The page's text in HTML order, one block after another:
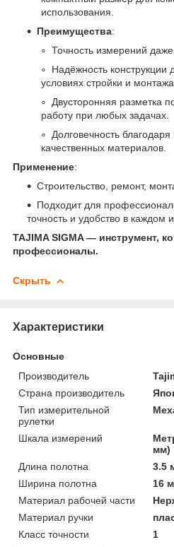
использования.
Преимущества:
Точность измерений
Надёжность конструкции
условиях стройки и монтажа.
Двусторонняя разметка
работу при любых задачах.
Долговечность
качественных материалов.
Применение:
Строительство, ремонт,
Подходит для
точность и удобство в каждом
TAJIMA SIGMA — инструмент,
профессионалы.
Скрыть
Характеристики
Основные
Производитель
Страна производитель
Тип измерительной
рулетки
Шкала измерений
мм)
Длина полотна
3.5
Ширина полотна
16
Материал рабочей части
Материал ручки
Класс точности
1